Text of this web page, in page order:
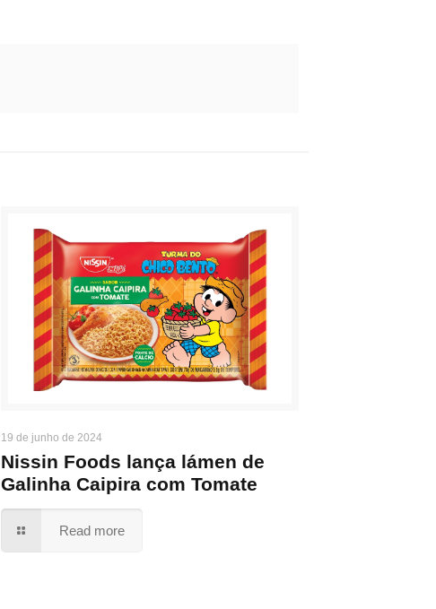
19 de junho de 2024
Nissin Foods lança lámen de
Galinha Caipira com Tomate
Read more